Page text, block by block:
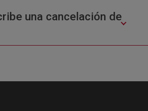
una cancelación de